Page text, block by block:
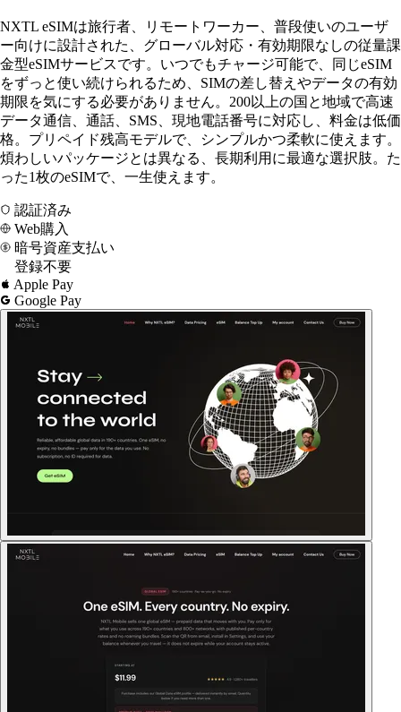
NXTL eSIMは旅行者、リモートワーカー、普段使いのユーザ
ー向けに設計された、グローバル対応・有効期限なしの従量課
金型eSIMサービスです。いつでもチャージ可能で、同じeSIM
をずっと使い続けられるため、SIMの差し替えやデータの有効
期限を気にする必要がありません。200以上の国と地域で高速
データ通信、通話、SMS、現地電話番号に対応し、料金は低価
格。プリペイド残高モデルで、シンプルかつ柔軟に使えます。
煩わしいパッケージとは異なる、長期利用に最適な選択肢。た
った1枚のeSIMで、一生使えます。
認証済み
Web購入
暗号資産支払い
登録不要
Apple Pay
Google Pay